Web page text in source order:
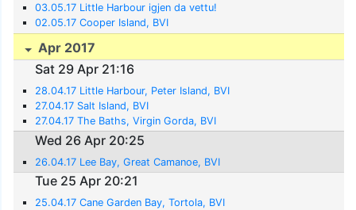
03.05.17 Little Harbour igjen da vettu!
02.05.17 Cooper Island, BVI
Apr 2017
Sat 29 Apr 21:16
28.04.17 Little Harbour, Peter Island, BVI
27.04.17 Salt Island, BVI
27.04.17 The Baths, Virgin Gorda, BVI
Wed 26 Apr 20:25
26.04.17 Lee Bay, Great Camanoe, BVI
Tue 25 Apr 20:21
25.04.17 Cane Garden Bay, Tortola, BVI